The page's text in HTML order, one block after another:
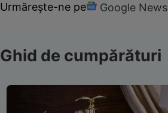
Urmărește-ne pe Google News
Ghid de cumpărături